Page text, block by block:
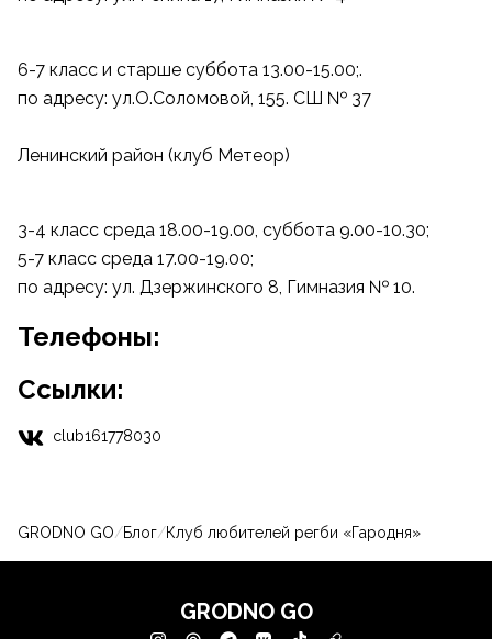
6-7 класс и старше суббота 13.00-15.00;.
по адресу: ул.О.Соломовой, 155. СШ № 37
Ленинский район (клуб Метеор)
3-4 класс среда 18.00-19.00, суббота 9.00-10.30;
5-7 класс среда 17.00-19.00;
по адресу: ул. Дзержинского 8, Гимназия № 10.
Телефоны:
Ссылки:
club161778030
GRODNO GO/Блог/Клуб любителей регби «Гародня»
GRODNO GO